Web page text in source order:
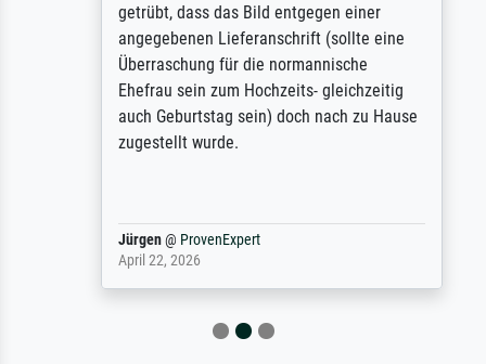
getrübt, dass das Bild entgegen einer
angegebenen Lieferanschrift (sollte eine
Überraschung für die normannische
Ehefrau sein zum Hochzeits- gleichzeitig
auch Geburtstag sein) doch nach zu Hause
zugestellt wurde.
Jürgen@ProvenExpert
April 22, 2026